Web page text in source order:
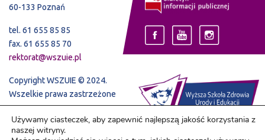
60-133 Poznań
tel. 61 655 85 85
fax. 61 655 85 70
rektorat@wszuie.pl
Copyright WSZUIE © 2024.
Wszelkie prawa zastrzeżone
Używamy ciasteczek, aby zapewnić najlepszą jakość korzystania z
naszej witryny.